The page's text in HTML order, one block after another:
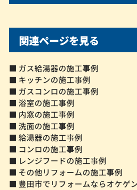
関連ページを見る
■ ガス給湯器の施工事例
■ キッチンの施工事例
■ ガスコンロの施工事例
■ 浴室の施工事例
■ 内窓の施工事例
■ 洗面の施工事例
■ 給湯器の施工事例
■ コンロの施工事例
■ レンジフードの施工事例
■ その他リフォームの施工事例
■ 豊田市でリフォームならオケゲ